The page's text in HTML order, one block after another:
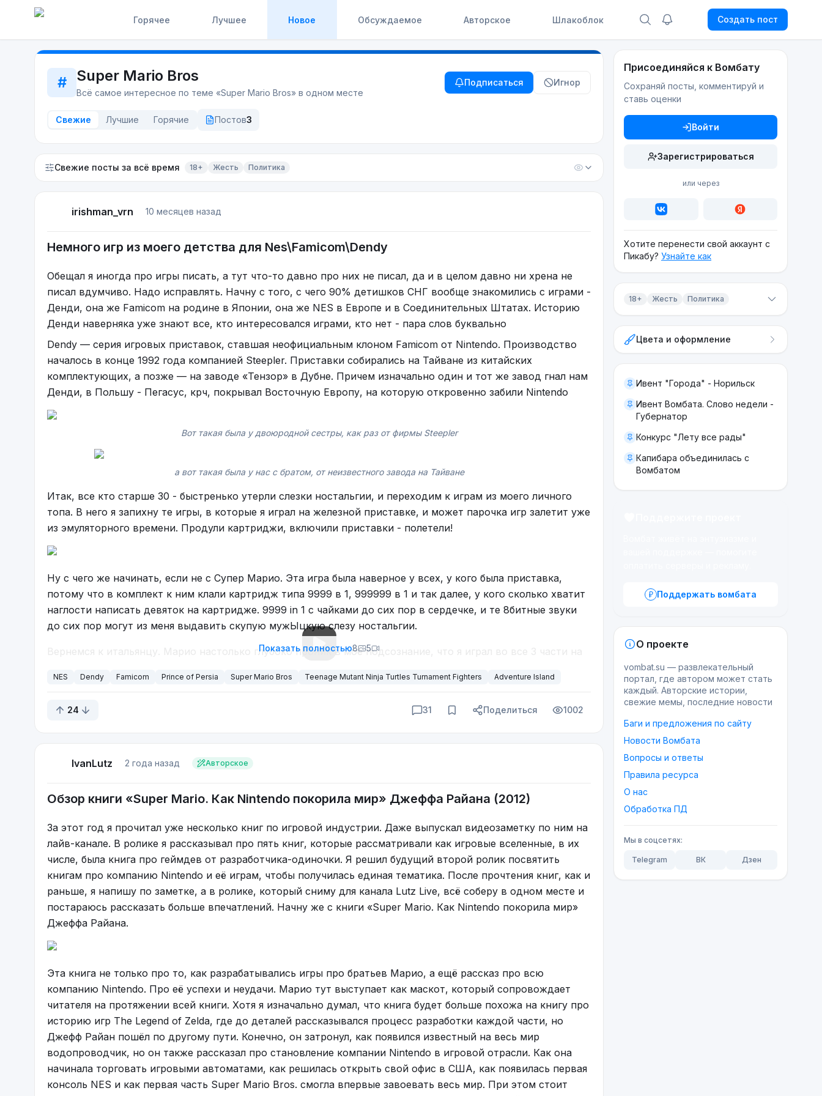
Горячее Лучшее Новое Обсуждаемое Авторское Шлакоблок Создать пост
# Super Mario Bros
Всё самое интересное по теме «Super Mario Bros» в одном месте
Подписаться Игнор
Свежие Лучшие Горячие Постов3
Свежие посты за всё время 18+ Жесть Политика
irishman_vrn 10 месяцев назад
Немного игр из моего детства для Nes\Famicom\Dendy
Обещал я иногда про игры писать, а тут что-то давно про них не писал, да и в целом давно ни хрена не
писал вдумчиво. Надо исправлять. Начну с того, с чего 90% детишков СНГ вообще знакомились с играми -
Денди, она же Famicom на родине в Японии, она же NES в Европе и в Соединительных Штатах. Историю
Денди наверняка уже знают все, кто интересовался играми, кто нет - пара слов буквально
Dendy — серия игровых приставок, ставшая неофициальным клоном Famicom от Nintendo. Производство
началось в конце 1992 года компанией Steepler. Приставки собирались на Тайване из китайских
комплектующих, а позже — на заводе «Тензор» в Дубне. Причем изначально один и тот же завод гнал нам
Денди, в Польшу - Пегасус, крч, покрывал Восточную Европу, на которую откровенно забили Nintendo
Вот такая была у двоюродной сестры, как раз от фирмы Steepler
а вот такая была у нас с братом, от неизвестного завода на Тайване
Итак, все кто старше 30 - быстренько утерли слезки ностальгии, и переходим к играм из моего личного
топа. В него я запихну те игры, в которые я играл на железной приставке, и может парочка игр залетит уже
из эмуляторного времени. Продули картриджи, включили приставки - полетели!
Ну с чего же начинать, если не с Супер Марио. Эта игра была наверное у всех, у кого была приставка,
потому что в комплект к ним клали картридж типа 9999 в 1, 999999 в 1 и так далее, у кого сколько хватит
наглости написать девяток на картридже. 9999 in 1 с чайками до сих пор в сердечке, и те 8битные звуки
до сих пор могут из меня выдавить скупую мужЫцкую слезу ностальгии.
Вернемся к итальянцу. Марио настолько глубоко проник в мое подсознание, что я играл во все 3 части на
типа Марио Карт на всяких разных консолях. Добавить нечего, Марио - один из столпов всея
да и поди каждому знакома сия картинка)
Ладно, потешились самым известным сантехником, не считая лысого из одной амбициозной студии
(кстати, по Супер Братьям Марио тоже есть 2 фильма, достойных черно-оранжевого ютуба, но Нинтендо
выкупила на них права чтобы никому не показывать), и будет. Пойдем к другим игрушкам.
Показать полностью8 5
NES Dendy Famicom Prince of Persia Super Mario Bros Teenage Mutant Ninja Turtles Turnament Fighters Adventure Island
24 31 Поделиться 1002
IvanLutz 2 года назад Авторское
Обзор книги «Super Mario. Как Nintendo покорила мир» Джеффа Райана (2012)
За этот год я прочитал уже несколько книг по игровой индустрии. Даже выпускал видеозаметку по ним на
лайв-канале. В ролике я рассказывал про пять книг, которые рассматривали как игровые вселенные, в их
числе, была книга про геймдев от разработчика-одиночки. Я решил будущий второй ролик посвятить
книгам про компанию Nintendo и её играм, чтобы получилась единая тематика. После прочтения книг, как и
раньше, я напишу по заметке, а в ролике, который сниму для канала Lutz Live, всё соберу в одном месте и
постараюсь рассказать больше впечатлений. Начну же с книги «Super Mario. Как Nintendo покорила мир»
Джеффа Райана.
Эта книга не только про то, как разрабатывались игры про братьев Марио, а ещё рассказ про всю
компанию Nintendo. Про её успехи и неудачи. Марио тут выступает как маскот, который сопровождает
читателя на протяжении всей книги. Хотя я изначально думал, что книга будет больше похожа на книгу про
историю игр The Legend of Zelda, где до деталей рассказывался процесс разработки каждой части, но
Джефф Райан пошёл по другому пути. Конечно, он затронул, как появился известный на весь мир
водопроводчик, но он также рассказал про становление компании Nintendo в игровой отрасли. Как она
начинала торговать игровыми автоматами, как решилась открыть свой офис в США, как появилась первая
консоль NES и как первая часть Super Mario Bros. смогла впервые завоевать весь мир. При этом стоит
Присоединяйся к Вомбату
Сохраняй посты, комментируй и
ставь оценки
Войти
Зарегистрироваться
или через
Хотите перенести свой аккаунт с
Пикабу? Узнайте как
18+ Жесть Политика
ЖестьЦвета и оформление
Ивент "Города" - Норильск
Ивент Вомбата. Слово недели -
Губернатор
Конкурс "Лету все рады"
Капибара объединилась с
Вомбатом
Поддержать вомбата
О проекте
vombat.su — развлекательный
портал, где автором может стать
каждый. Авторские истории,
свежие мемы, последние новости
Баги и предложения по сайту
Новости Вомбата
Вопросы и ответы
Правила ресурса
О нас
Обработка ПД
Мы в соцсетях:
Telegram ВК Дзен